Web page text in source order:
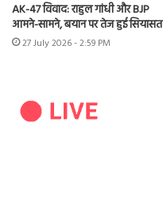
AK-47 विवाद: राहुल गांधी और BJP
आमने-सामने, बयान पर तेज हुई सियासत
27 July 2026 - 2:59 PM